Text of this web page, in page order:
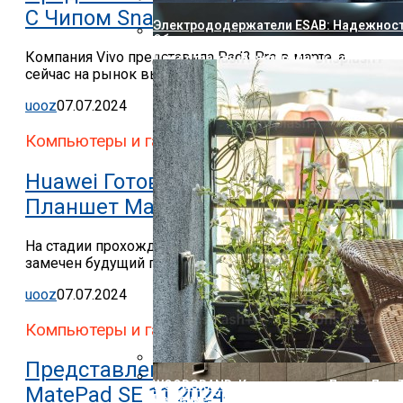
Представлен Двухэкранный Планшет
Электрододержатели ESAB:
Оборудования
WOODGRAND: Композитные Доски
Решение С Ресурсом На Десятилетия
С Чипом Snapdragon 8s Gen 3
Компания Vivo представила Pad3 Pro в марте, а
сейчас на рынок вышла базовая модель Vivo Pad3.
uooz07.07.2024
Компьютеры и гаджеты
Huawei Готовит К Выпуску
Планшет MatePad SE
На стадии прохождения сертификации был
замечен будущий планшет компании Huawei.
uooz07.07.2024
Компьютеры и гаджеты
Представлен Планшет Huawei
MatePad SE 11 2024